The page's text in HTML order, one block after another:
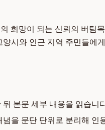
희망이 되는 신뢰의 버팀
시와 인근 지역 주민들에
본문 세부 내용을 읽습니
을 문단 단위로 분리해 인